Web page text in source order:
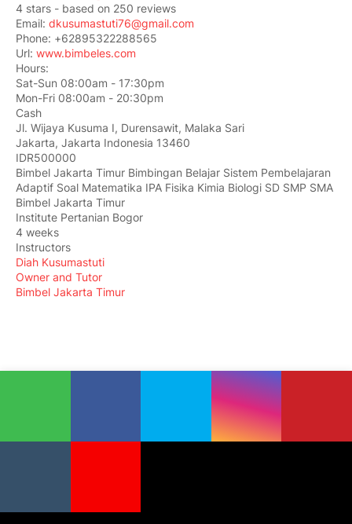
4 stars - based on 250 reviews
Email: dkusumastuti76@gmail.com
Phone: +62895322288565
Url: www.bimbeles.com
Hours:
Sat-Sun 08:00am - 17:30pm
Mon-Fri 08:00am - 20:30pm
Cash
Jl. Wijaya Kusuma I, Durensawit, Malaka Sari
Jakarta, Jakarta Indonesia 13460
IDR500000
Bimbel Jakarta Timur Bimbingan Belajar Sistem Pembelajaran
Adaptif Soal Matematika IPA Fisika Kimia Biologi SD SMP SMA
Bimbel Jakarta Timur
Institute Pertanian Bogor
4 weeks
Instructors
Diah Kusumastuti
Owner and Tutor
Bimbel Jakarta Timur